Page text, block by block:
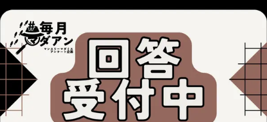
操ㅾ㆗㆛ㅺ㆖ㆦㆠㄻ栻惈ㄾ绸鿖ㆫ纃㇑㇍㆝㆓ㆥ嶜雓ㆴ㈬㈖㈳㈯㈙㈶ㆧㆷㆱㆻㆧ㇢㇁㆙㇆纛㇩㇥朕ㅟ桞鰷
㇇ㆺㅤ
僀腪ㆲㆩ㇐ㆵㆷ㇒ㅸ動噏硝矴㈃釆掃㇛㇂㇠ㆻ㇦㇤爳曫偔㇎㇤㇞㈓㇨㇛㇎£㆒㇮㇋㇎囘㇎ㇶ㇠㈎㈡ㇹ㇥
㇕ㇺ貰ㇷㇻ㇚ㇶ㇩㈂㆛僰侜㈁費㈪慥謢㈑㈍㇨㈌ㇿþ